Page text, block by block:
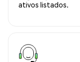
ativos listados.